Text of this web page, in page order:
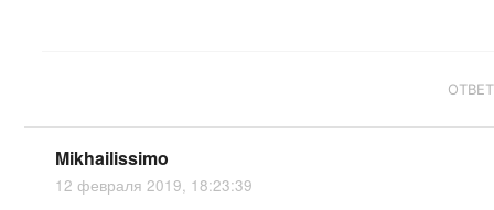
Mikhailissimo
12 февраля 2019, 18:23:39